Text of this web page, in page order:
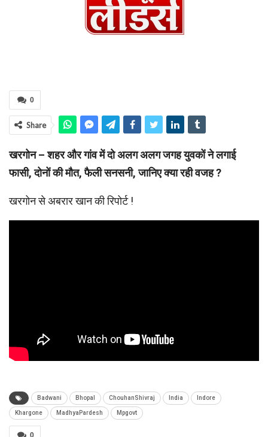
0
Share
खरगोन – शहर और गांव में दो अलग अलग जगह युवकों ने लगाई
फासी, दोनों की मौत, फैली सनसनी, जानिए क्या रही वजह ?
खरगोन से अबरार खान की रिपोर्ट !
Badwani Bhopal ChouhanShivraj India Indore
Khargone MadhyaPardesh Mpgovt
0